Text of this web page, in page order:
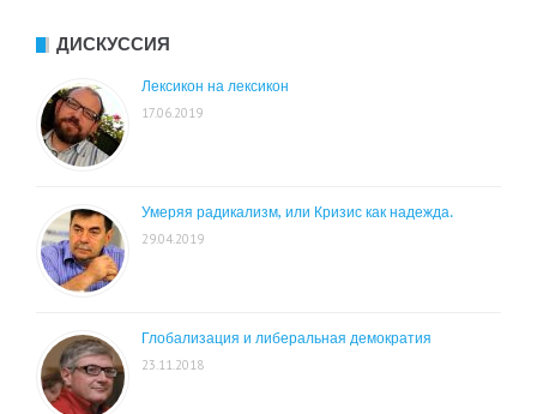
ДИСКУССИЯ
Лексикон на лексикон
17.06.2019
Умеряя радикализм, или Кризис как надежда.
29.04.2019
Глобализация и либеральная демократия
23.11.2018